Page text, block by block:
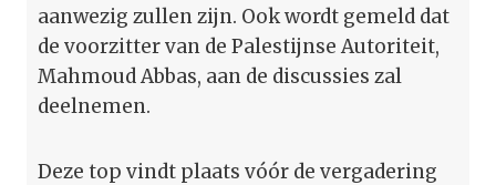
aanwezig zullen zijn. Ook wordt gemeld dat
de voorzitter van de Palestijnse Autoriteit,
Mahmoud Abbas, aan de discussies zal
deelnemen.
Deze top vindt plaats vóór de vergadering